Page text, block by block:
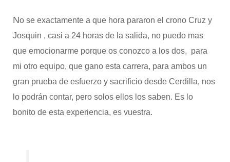
No se exactamente a que hora pararon el crono Cruz y
Josquin , casi a 24 horas de la salida, no puedo mas
que emocionarme porque os conozco a los dos, para
mi otro equipo, que gano esta carrera, para ambos un
gran prueba de esfuerzo y sacrificio desde Cerdilla, nos
lo podrán contar, pero solos ellos los saben. Es lo
bonito de esta experiencia, es vuestra.